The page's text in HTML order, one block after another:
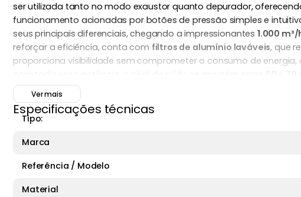
ser utilizada tanto no modo exaustor quanto depurador,
funcionamento acionadas por botões de pressão simples e
seus principais diferenciais, chegando a impressionantes 1.000 m³/
reforçar a eficiência, conta com filtros de alumínio laváveis, que
proporciona visibilidade sem comprometer o consumo de energia,
são compatíveis com fogões de até seis bocas:
direito da cozinha. O peso aproximado é de
ao combinar performance elevada com acabamento premium. É
Ver mais
Especificações técnicas
Tipo:
Marca
Referência / Modelo
Material